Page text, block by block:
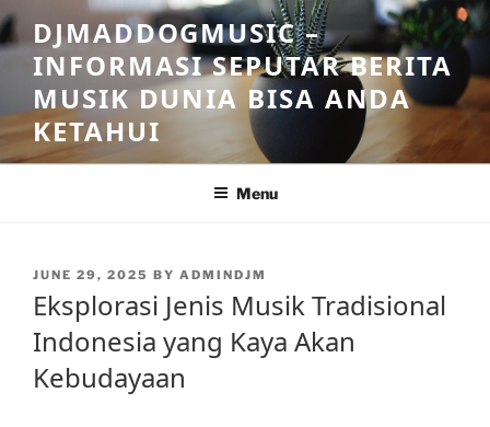
Skip
to
content
DJMADDOGMUSIC –
INFORMASI SEPUTAR BERITA
MUSIK DUNIA BISA ANDA
KETAHUI
Menu
POSTED
ON
JUNE 29, 2025 BY ADMINDJM
Eksplorasi Jenis Musik Tradisional
Indonesia yang Kaya Akan
Kebudayaan